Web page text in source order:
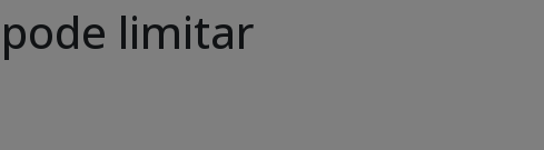
limitar